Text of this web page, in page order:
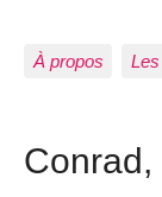
À propos
Conrad,